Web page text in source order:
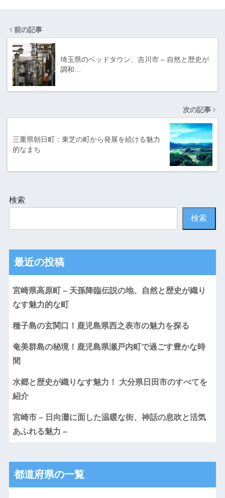
前の記事
埼玉県のベッドタウン、吉川市 – 自然と歴史が
調和…
次の記事
三重県朝日町：東芝の町から発展を続ける魅力
的なまち
検索
検索
最近の投稿
宮崎県高原町 – 天孫降臨伝説の地、自然と歴史が織り
なす魅力的な町
種子島の玄関口！鹿児島県西之表市の魅力を探る
奄美群島の秘境！鹿児島県瀬戸内町で過ごす豊かな時
間
水郷と歴史が織りなす魅力！ 大分県日田市のすべてを
紹介
宮崎市 – 日向灘に面した温暖な街、神話の息吹と活気
あふれる魅力 –
都道府県の一覧